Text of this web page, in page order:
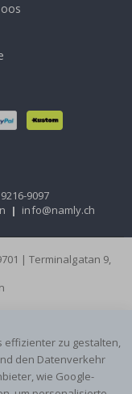
9097
| info@namly.ch
| Terminalgatan 9,
effizienter zu gestalten,
den Datenverkehr
wie Google-